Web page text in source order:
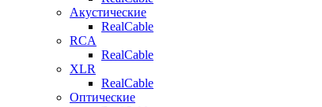
Акустические
RealCable
RCA
RealCable
XLR
RealCable
Оптические